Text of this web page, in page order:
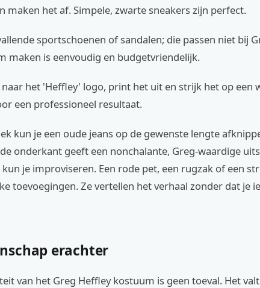
maken het af. Simpele, zwarte sneakers zijn perfect.
sportschoenen of sandalen; die passen niet bij
maken is eenvoudig en budgetvriendelijk.
het 'Heffley' logo, print het uit en strijk het op een
een professioneel resultaat.
kun je een oude jeans op de gewenste lengte
onderkant geeft een nonchalante, Greg-waardige
kun je improviseren. Een rode pet, een rugzak of een
toevoegingen. Ze vertellen het verhaal zonder dat je
erachter
van het Greg Heffley kostuum is geen toeval. Het